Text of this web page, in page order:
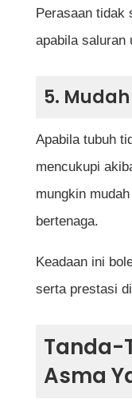
Perasaan tidak
apabila saluran
5.
Apabila tubuh
mencukupi
mungkin
bertenaga.
Keadaan ini
serta prestasi
Tanda-
Asma